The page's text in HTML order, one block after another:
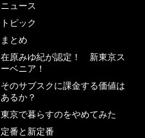
ニュース
トピック
まとめ
在原みゆ紀が認定！ 新東京ス
ーベニア！
そのサブスクに課金する価値は
あるか？
東京で暮らすのをやめてみた
定番と新定番